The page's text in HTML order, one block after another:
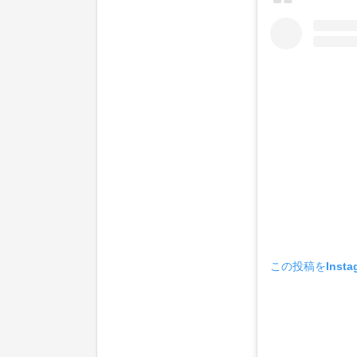
この投稿を